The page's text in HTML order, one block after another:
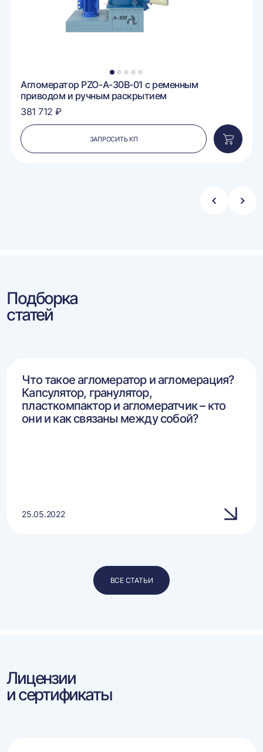
1 2 3 4 5
Агломератор PZO-A-30B-01 с ременным
приводом и ручным раскрытием
381 712 ₽
ЗАПРОСИТЬ КП
в
Стрелка
Подборка
статей
Что такое агломератор и агломерация?
Капсулятор, гранулятор,
пласткомпактор и агломератчик – кто
они и как связаны между собой?
25.05.2022
ВСЕ СТАТЬИ
Лицензии
и сертификаты